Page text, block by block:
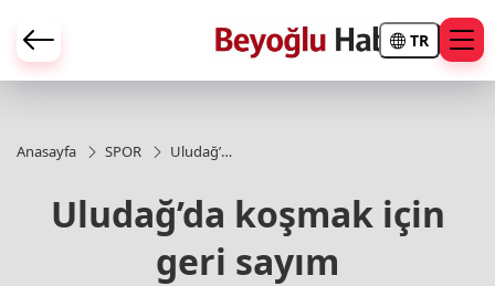
TR
Anasayfa SPOR
Uludağ’da
sayım
Uludağ’da koşmak için
geri sayım